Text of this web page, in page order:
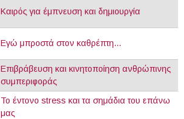
Καιρός για έμπνευση και δημιουργία
Εγώ μπροστά στον καθρέπτη...
Επιβράβευση και κινητοποίηση ανθρώπινης
συμπεριφοράς
Το έντονο stress και τα σημάδια του επάνω
μας